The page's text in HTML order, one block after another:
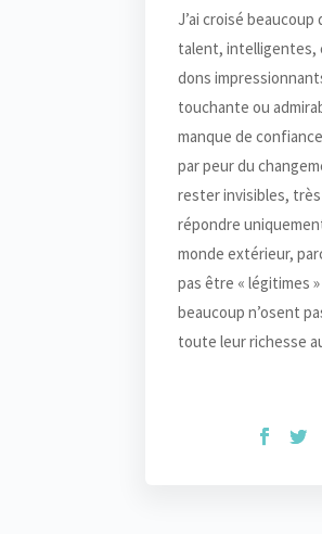
J’ai croisé
talent, intelligentes,
dons
touchante ou
manque de
par peur du
rester invisibles,
répondre
monde extérieur,
pas être « légitimes
beaucoup n’osent
toute leur richesse